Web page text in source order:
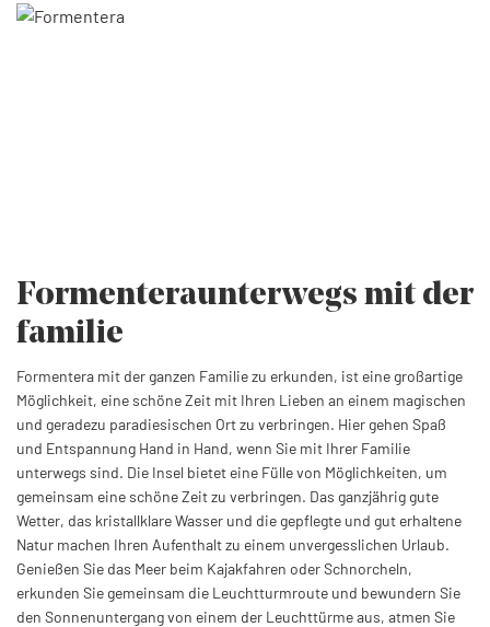
Formenteraunterwegs mit der
familie
Formentera mit der ganzen Familie zu erkunden, ist eine großartige
Möglichkeit, eine schöne Zeit mit Ihren Lieben an einem magischen
und geradezu paradiesischen Ort zu verbringen. Hier gehen Spaß
und Entspannung Hand in Hand, wenn Sie mit Ihrer Familie
unterwegs sind. Die Insel bietet eine Fülle von Möglichkeiten, um
gemeinsam eine schöne Zeit zu verbringen. Das ganzjährig gute
Wetter, das kristallklare Wasser und die gepflegte und gut erhaltene
Natur machen Ihren Aufenthalt zu einem unvergesslichen Urlaub.
Genießen Sie das Meer beim Kajakfahren oder Schnorcheln,
erkunden Sie gemeinsam die Leuchtturmroute und bewundern Sie
den Sonnenuntergang von einem der Leuchttürme aus, atmen Sie